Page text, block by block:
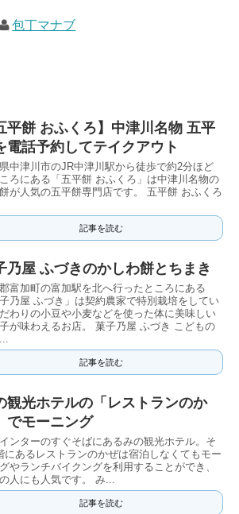
包丁マナブ
平餅 おふくろ】中津川名物 五平
電話予約してテイクアウト
中津川市のJR中津川駅から徒歩で約2分ほど
ろにある「五平餅 おふくろ」は中津川名物の
が人気の五平餅専門店です。 五平餅 おふくろ
記事を読む
乃屋 ふづきのかしわ餅とちまき
富加町の富加駅を北へ行ったところにある
子乃屋 ふづき」は契約農家で特別栽培をしてい
わりの小豆や小麦などを使った体に美味しい
が味わえるお店。 菓子乃屋 ふづき こどもの
記事を読む
観光ホテルの「レストランのか
でモーニング
ンターのすぐそばにあるみの観光ホテル。そ
にあるレストランのかぜは宿泊しなくてもモー
やランチバイクングを利用することができ、
人にも人気です。 み...
記事を読む